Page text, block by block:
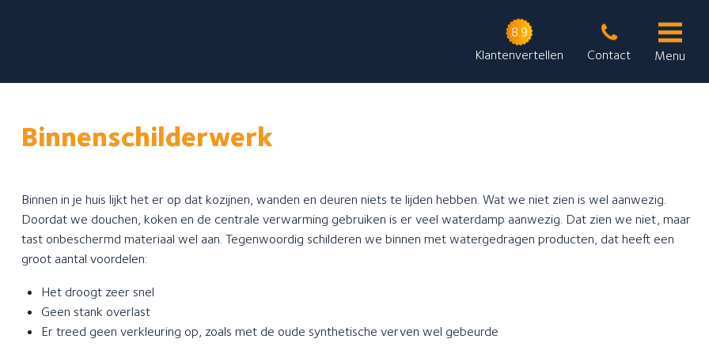
8.9
Klantenvertellen
Contact Menu
Meer informatie over...
De 7 fraaie voordelen
Een offerte aanvragen
9863 PD Doezum
Stuur een bericht
Binnenschilderwerk
Binnen in je huis lijkt het er op dat kozijnen, wanden en deuren niets te lijden hebben. Wat we niet zien is wel aanwezig.
Doordat we douchen, koken en de centrale verwarming gebruiken is er veel waterdamp aanwezig. Dat zien we niet, maar
tast onbeschermd materiaal wel aan. Tegenwoordig schilderen we binnen met watergedragen producten, dat heeft een
groot aantal voordelen:
Het droogt zeer snel
Geen stank overlast
Er treed geen verkleuring op, zoals met de oude synthetische verven wel gebeurde